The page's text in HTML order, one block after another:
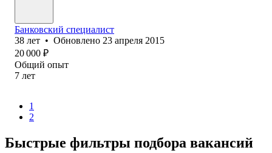
Банковский специалист
38 лет • Обновлено 23 апреля 2015
20 000 ₽
Общий опыт
7 лет
1
2
Быстрые фильтры подбора вакансий